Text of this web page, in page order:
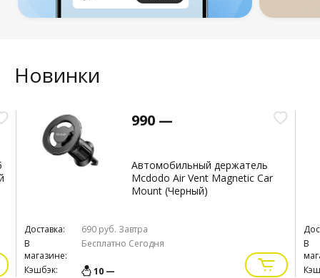
Новинки
990 —
Автомобильный держатель
Mcdodo Air Vent Magnetic Car
Mount (Черный)
Доставка: 690 руб. Завтра
В
магазине:
Бесплатно Сегодня
Кэшбэк: 10 —
В